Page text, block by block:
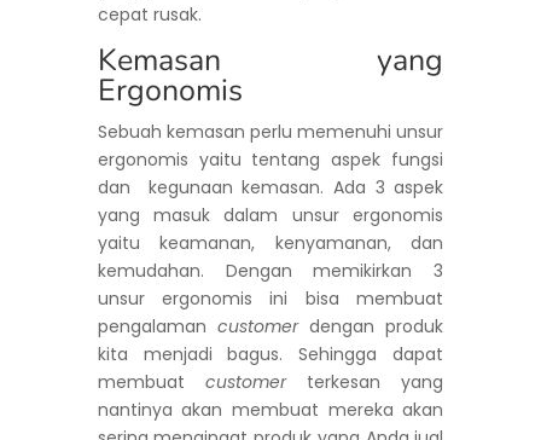
cepat rusak.
Kemasan yang
Ergonomis
Sebuah kemasan perlu memenuhi unsur
ergonomis yaitu tentang aspek fungsi
dan kegunaan kemasan. Ada 3 aspek
yang masuk dalam unsur ergonomis
yaitu keamanan, kenyamanan, dan
kemudahan. Dengan memikirkan 3
unsur ergonomis ini bisa membuat
pengalaman customerdengan produk
kita menjadi bagus. Sehingga dapat
membuat customerterkesan yang
nantinya akan membuat mereka akan